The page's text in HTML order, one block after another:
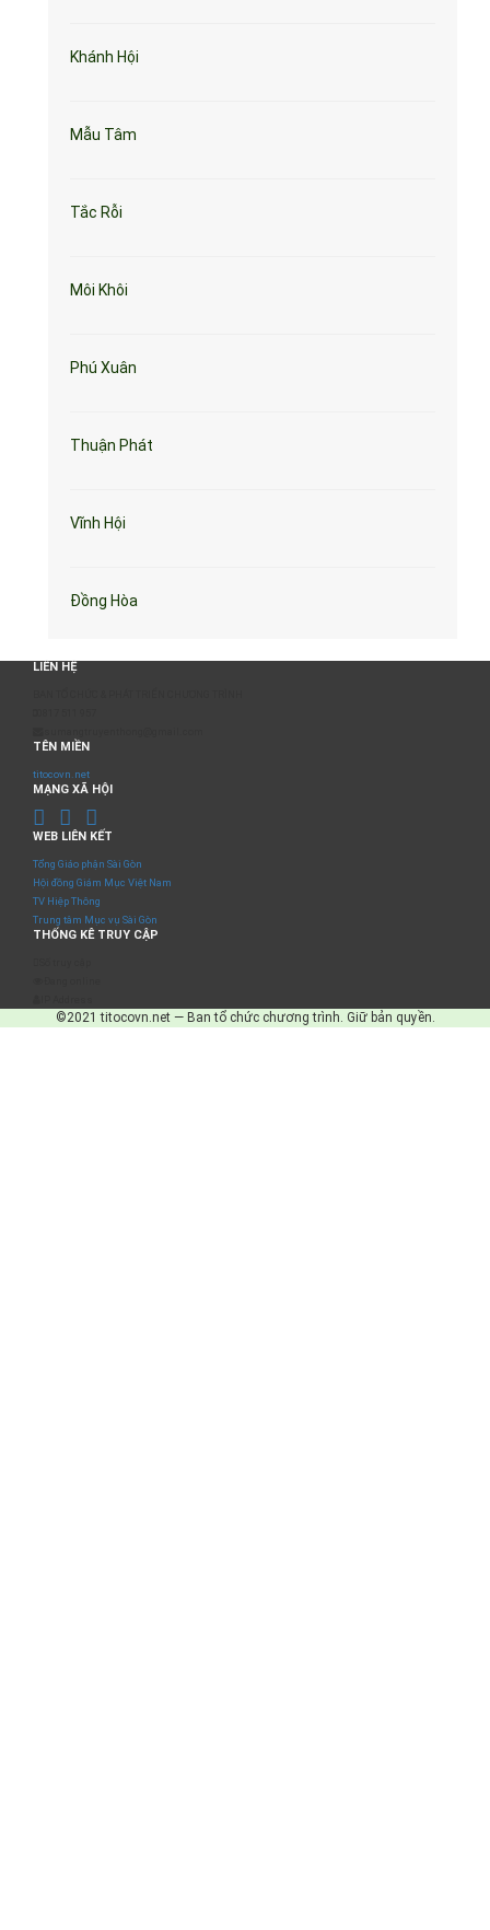
Khánh Hội
Mẫu Tâm
Tắc Rỗi
Môi Khôi
Phú Xuân
Thuận Phát
Vĩnh Hội
Đồng Hòa
LIÊN HỆ
TÊN MIỀN
titocovn.net
MẠNG XÃ HỘI
WEB LIÊN KẾT
Tổng Giáo phận Sài Gòn
Hội đồng Giám Mục Việt Nam
TV Hiệp Thông
Trung tâm Mục vụ Sài Gòn
THỐNG KÊ TRUY CẬP
©2021 titocovn.net — Ban tổ chức chương trình. Giữ bản quyền.